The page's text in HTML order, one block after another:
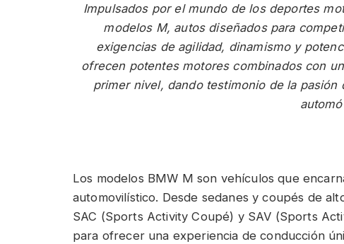
Impulsados por el mundo de los deportes
modelos M, autos diseñados para
exigencias de agilidad, dinamismo y
ofrecen potentes motores combinados con
primer nivel, dando testimonio de la
Los modelos BMW M son vehículos que
automovilístico. Desde sedanes y coupés de
SAC (Sports Activity Coupé) y SAV (Sports
para ofrecer una experiencia de conducción